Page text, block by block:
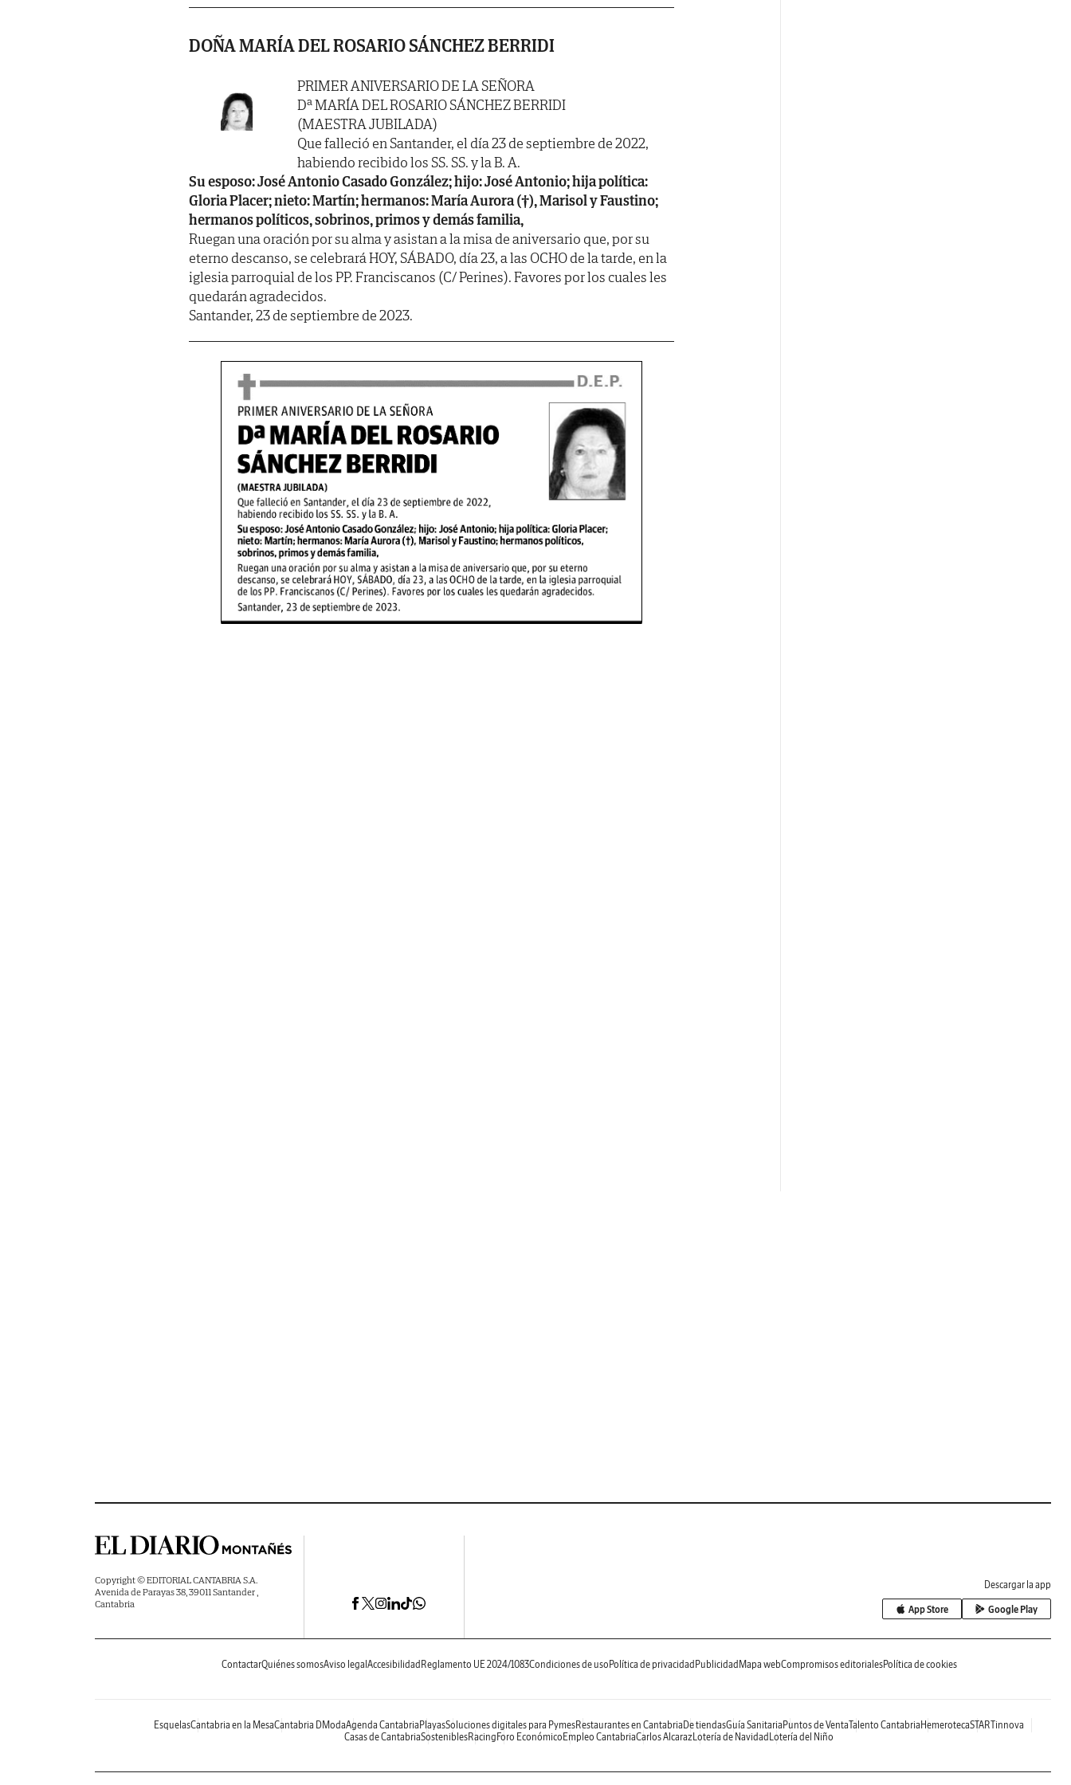
DOÑA MARÍA DEL ROSARIO SÁNCHEZ BERRIDI
PRIMER ANIVERSARIO DE LA SEÑORA
Dª MARÍA DEL ROSARIO SÁNCHEZ BERRIDI
(MAESTRA JUBILADA)
Que falleció en Santander, el día 23 de septiembre de 2022,
habiendo recibido los SS. SS. y la B. A.
Su esposo: José Antonio Casado González; hijo: José Antonio; hija política:
Gloria Placer; nieto: Martín; hermanos: María Aurora (†), Marisol y Faustino;
hermanos políticos, sobrinos, primos y demás familia,
Ruegan una oración por su alma y asistan a la misa de aniversario que, por su
eterno descanso, se celebrará HOY, SÁBADO, día 23, a las OCHO de la tarde, en la
iglesia parroquial de los PP. Franciscanos (C/ Perines). Favores por los cuales les
quedarán agradecidos.
Santander, 23 de septiembre de 2023.
Copyright © EDITORIAL CANTABRIA S.A.
Avenida de Parayas 38, 39011 Santander ,
Cantabria
Descargar la app
App Store Google Play
ContactarQuiénes somosAviso legal Accesibilidad Reglamento UE 2024/1083Condiciones de uso Política de privacidad Publicidad Mapa webCompromisos editorialesPolítica de cookies
EsquelasCantabria en la MesaCantabria DModaAgenda Cantabria PlayasSoluciones digitales para PymesRestaurantes en Cantabria De tiendasGuía Sanitaria Puntos de VentaTalento Cantabria HemerotecaSTARTinnova
Casas de CantabriaSosteniblesRacing Foro Económico Empleo CantabriaCarlos AlcarazLotería de Navidad Lotería del Niño